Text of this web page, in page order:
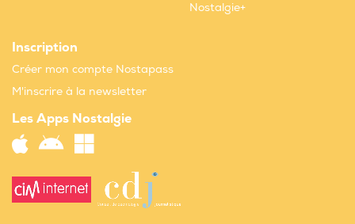
Nostalgie+
Inscription
Créer mon compte Nostapass
M'inscrire à la newsletter
Les Apps Nostalgie